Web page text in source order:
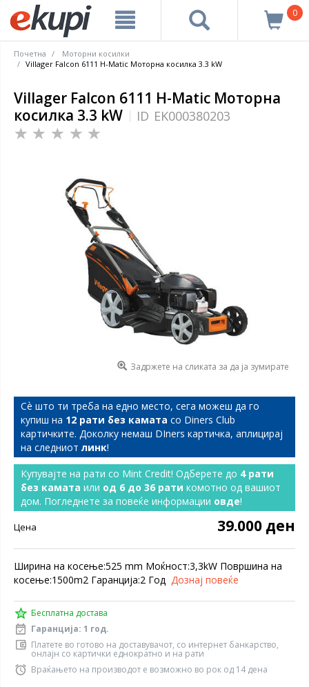
0
Почетна
Моторни косилки
Villager Falcon 6111 H-Matic Моторна косилка 3.3 kW
Villager Falcon 6111 H-Matic Моторна
косилка 3.3 kW
ID EK000380203
Задржете на сликата за да ја зумирате
Сѐ што ти треба на едно место, сега можеш да го
купиш на 12 рати без камата со Diners Club
картичките. Доколку немаш DIners картичка, аплицирај
на следниот линк!
Купувајте на рати со Mint Credit! Одберете до 4 рати
без камата или од 6 до 36 рати комотно од вашиот
дом. Погледнете за повеќе информации овде!
Цена 39.000 ден
Ширина на косење:525 mm Моќност:3,3kW Површина на
косење:1500m2 Гаранција:2 Год Дознај повеќе
Бесплатна достава
Гаранција: 1 год.
Платете во готово на доставувачот, со интернет банкарство,
онлајн со картички еднократно и на рати
Враќањето на производот е возможно во рок од 14 дена